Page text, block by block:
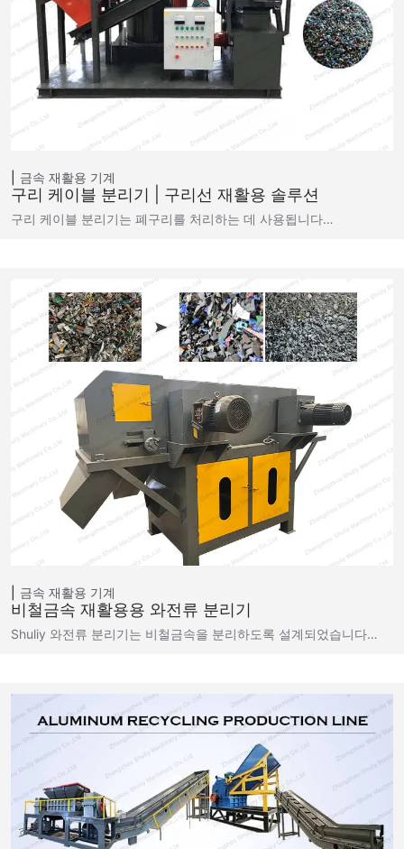
금속 재활용 기계
구리 케이블 분리기 | 구리선 재활용 솔루션
구리 케이블 분리기는 폐구리를 처리하는 데 사용됩니다…
금속 재활용 기계
비철금속 재활용용 와전류 분리기
Shuliy 와전류 분리기는 비철금속을 분리하도록 설계되었습니다…